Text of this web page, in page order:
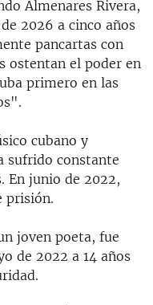
Almenares Rivera,
2026 a cinco años
pancartas con
ostentan el poder en
primero en las
cubano y
sufrido constante
En junio de 2022,
prisión.
joven poeta, fue
de 2022 a 14 años